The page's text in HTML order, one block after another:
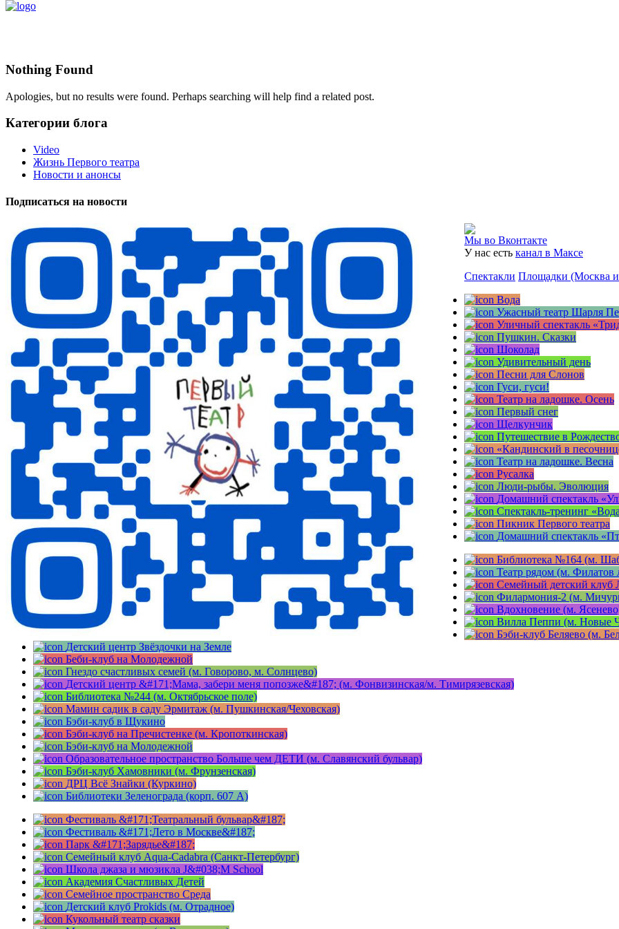
Nothing Found
Apologies, but no results were found. Perhaps searching will help find a related post.
Категории блога
Video
Жизнь Первого театра
Новости и анонсы
Подписаться на новости
Мы во Вконтакте
У нас есть канал в Максе
Спектакли Площадки (Москва
Вода
Ужасный театр Шарля
Уличный спектакль
Пушкин. Сказки
Шоколад
Удивительный день
Песни для Слонов
Гуси, гуси!
Театр на ладошке. Осень
Первый снег
Щелкунчик
Путешествие в
«Кандинский в
Театр на ладошке. Весна
Русалка
Люди-рыбы. Эволюция
Домашний спектакль
Спектакль-тренинг
Пикник Первого театра
Домашний спектакль
Библиотека №164 (м.
Театр рядом (м. Филатов
Семейный детский клуб
Филармония-2 (м.
Вдохновение (м.
Вилла Пеппи (м. Новые
Бэби-клуб Беляево (м.
Детский центр Звёздочки на Земле
Беби-клуб на Молодежной
Гнездо счастливых семей (м. Говорово, м. Солнцево)
Детский центр &#171;Мама, забери меня попозже&#187; (м. Фонвизинская/м. Тимирязевская)
Библиотека №244 (м. Октябрьское поле)
Мамин садик в саду Эрмитаж (м. Пушкинская/Чеховская)
Бэби-клуб в Щукино
Бэби-клуб на Пречистенке (м. Кропоткинская)
Бэби-клуб на Молодежной
Образовательное пространство Больше чем ДЕТИ (м. Славянский бульвар)
Бэби-клуб Хамовники (м. Фрунзенская)
ДРЦ Всё Знайки (Куркино)
Библиотеки Зеленограда (корп. 607 A)
Фестиваль &#171;Театральный бульвар&#187;
Фестиваль &#171;Лето в Москве&#187;
Парк &#171;Зарядье&#187;
Семейный клуб Aqua-Cadabra (Санкт-Петербург)
Школа джаза и мюзикла J&#038;M School
Академия Счастливых Детей
Семейное пространство Среда
Детский клуб Prokids (м. Отрадное)
Кукольный театр сказки